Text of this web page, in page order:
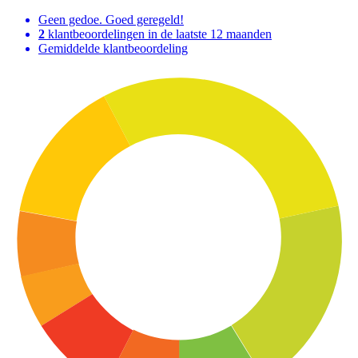
Geen gedoe. Goed geregeld!
2 klantbeoordelingen in de laatste 12 maanden
Gemiddelde klantbeoordeling